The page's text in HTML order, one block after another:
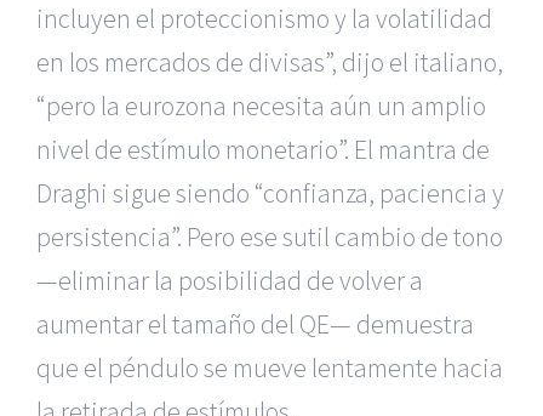
incluyen el proteccionismo y la volatilidad
en los mercados de divisas”, dijo el italiano,
“pero la eurozona necesita aún un amplio
nivel de estímulo monetario”. El mantra de
Draghi sigue siendo “confianza, paciencia y
persistencia”. Pero ese sutil cambio de tono
—eliminar la posibilidad de volver a
aumentar el tamaño del QE— demuestra
que el péndulo se mueve lentamente hacia